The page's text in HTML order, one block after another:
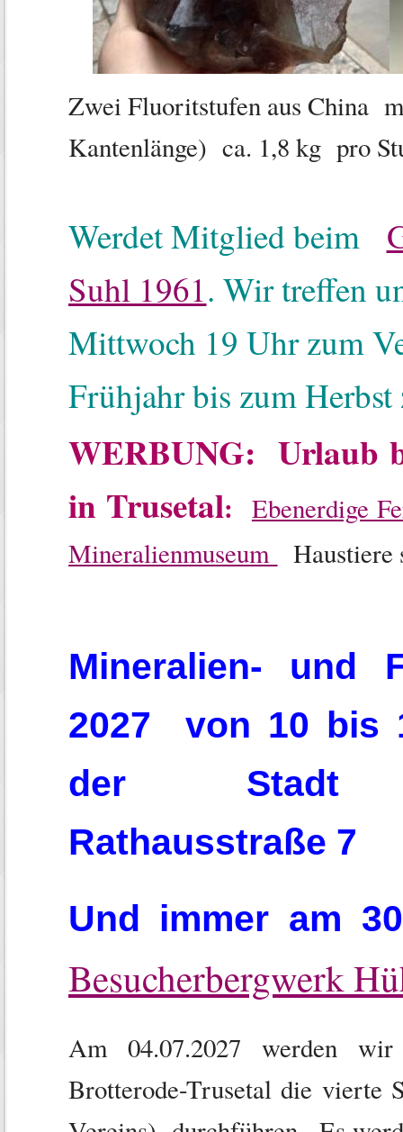
Zwei Fluoritstufen aus China
Kantenlänge) ca. 1,8 kg pro
Werdet Mitglied beim
Suhl 1961. Wir treffen
Mittwoch 19 Uhr zum
Frühjahr bis zum
WERBUNG: Urlaub
in Trusetal: Ebenerdige
Mineralienmuseum
Haustiere
Mineralien- und
2027 von 10 bis
der Stadt
Rathausstraße 7
Und immer am
Besucherbergwerk
Am 04.07.2027 werden
Brotterode-Trusetal die vierte